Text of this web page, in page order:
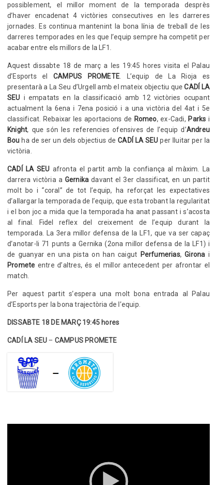
possiblement, el millor moment de la temporada desprès
d’haver encadenat 4 victòries consecutives en les darreres
jornades. Es continua mantenint la bona línia de treball de les
darreres temporades en les que l’equip sempre ha competit per
acabar entre els millors de la LF1.
Aquest dissabte 18 de març a les 19:45 hores visita el Palau
d’Esports elCAMPUS PROMETE . L’equip de La Rioja es
presentarà a La Seu d’Urgell amb el mateix objectiu queCADÍ LA
SEU i empatats en la classificació amb 12 victòries ocupant
actualment la 6ena i 7ena posició i a una victòria del 4at i 5e
classificat. Rebaixar les aportacions de Romeo, ex-Cadi, Parks i
Knight, que són les referencies ofensives de l’equip d’Andreu
Bou ha de ser un dels objectius deCADÍ LA SEU per lluitar per la
victòria.
CADÍ LA SEU afronta el partit amb la confiança al màxim. La
darrera victòria a Gernika davant el 3er classificat, en un partit
molt bo i “coral” de tot l’equip, ha reforçat les expectatives
d’allargar la temporada de l’equip, que esta trobant la regularitat
i el bon joc a mida que la temporada ha anat passant i s’acosta
al final. Fidel reflex del creixement de l’equip durant la
temporada. La 3era millor defensa de la LF1, que va ser capaç
d’anotar-li 71 punts a Gernika (2ona millor defensa de la LF1) i
de guanyar en una pista on han caigut Perfumerias,Girona i
Promete entre d’altres, és el millor antecedent per afrontar el
match.
Per aquest partit s’espera una molt bona entrada al Palau
d’Esports per la bona trajectòria de l’equip.
DISSABTE 18 DE MARÇ 19:45 hores
CADÍ LA SEU – CAMPUS PROMETE